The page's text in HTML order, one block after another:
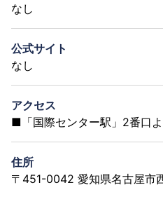
なし
公式サイト
なし
アクセス
■「国際センター駅」2番口
住所
〒451-0042 愛知県名古屋市